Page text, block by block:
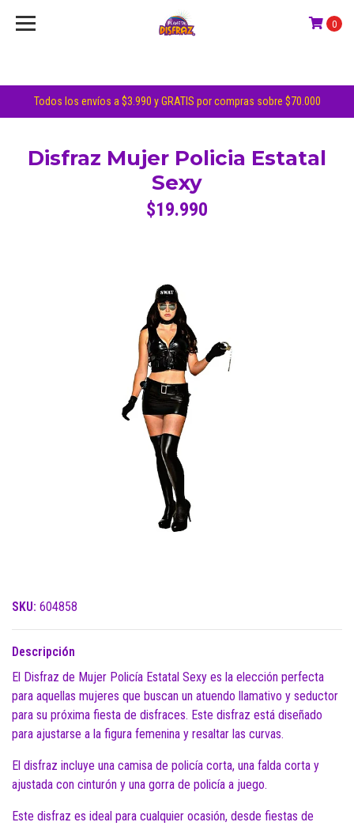
Todos los envíos a $3.990 y GRATIS por compras sobre $70.000
0
Disfraz Mujer Policia Estatal
Sexy
$19.990
SKU: 604858
Descripción
El Disfraz de Mujer Policía Estatal Sexy es la elección perfecta
para aquellas mujeres que buscan un atuendo llamativo y seductor
para su próxima fiesta de disfraces. Este disfraz está diseñado
para ajustarse a la figura femenina y resaltar las curvas.
El disfraz incluye una camisa de policía corta, una falda corta y
ajustada con cinturón y una gorra de policía a juego.
Este disfraz es ideal para cualquier ocasión, desde fiestas de